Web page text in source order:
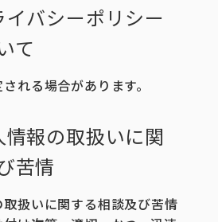
バシーポリシー
て
れる場合があります。
報の取扱いに関
苦情
扱いに関する相談及び苦情